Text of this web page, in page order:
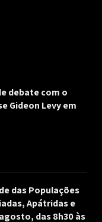
debate com o
Gideon Levy em
das Populações
Apátridas e
das 8h30 às